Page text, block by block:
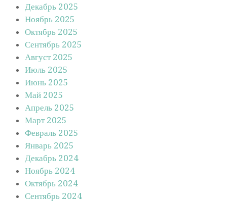
Декабрь 2025
Ноябрь 2025
Октябрь 2025
Сентябрь 2025
Август 2025
Июль 2025
Июнь 2025
Май 2025
Апрель 2025
Март 2025
Февраль 2025
Январь 2025
Декабрь 2024
Ноябрь 2024
Октябрь 2024
Сентябрь 2024